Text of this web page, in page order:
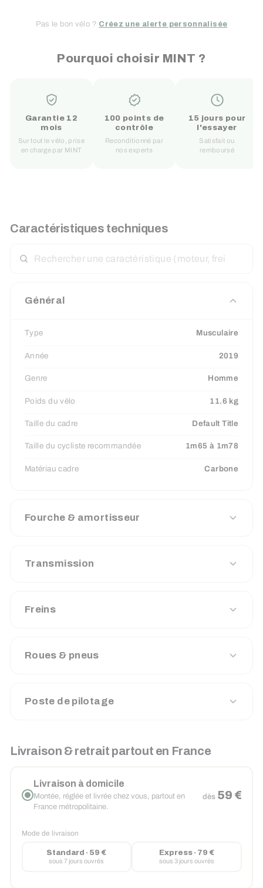
Pas le bon vélo ? Créez une alerte personnalisée
Pourquoi choisir MINT ?
Garantie 12
mois
Sur tout le vélo, prise
en charge par MINT
100 points de
contrôle
Reconditionné par
nos experts
15 jours pour
l'essayer
Satisfait ou
remboursé
Caractéristiques techniques
UNE
Général
Type Musculaire
Année 2019
Genre Homme
Poids du vélo 11.6 kg
Taille du cadre Default Title
Taille du cycliste recommandée 1m65 à 1m78
Matériau cadre Carbone
Fourche & amortisseur
Transmission
Freins
Roues & pneus
Poste de pilotage
Livraison & retrait partout en France
Livraison à domicile
Montée, réglée et livrée chez vous, partout en
France métropolitaine.
dès 59 €
Mode de livraison
Standard · 59 €
sous 7 jours ouvrés
Express · 79 €
sous 3 jours ouvrés